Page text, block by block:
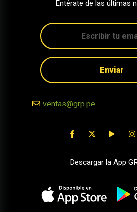
Entérate de las últimas
Enviar
ventas@grp.pe
Descargar la App